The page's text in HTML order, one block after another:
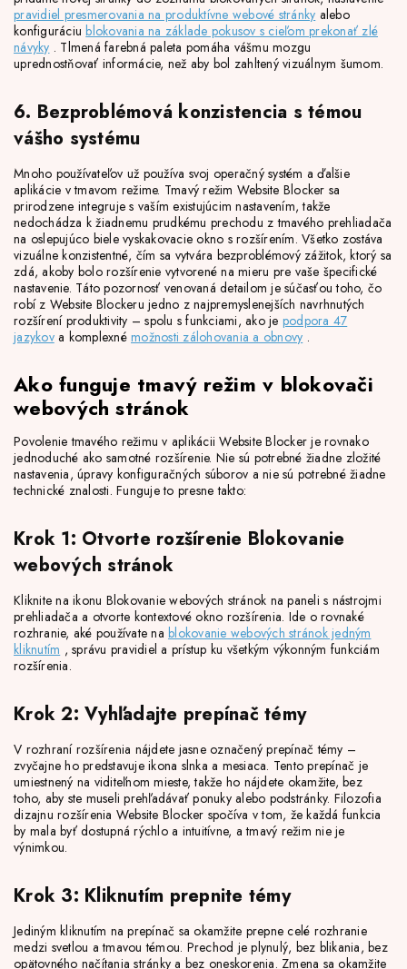
pravidiel presmerovania na produktívne webové stránky alebo
konfiguráciublokovania na základe pokusov s cieľom prekonať zlé
návyky . Tlmená farebná paleta pomáha vášmu mozgu
uprednostňovať informácie, než aby bol zahltený vizuálnym šumom.
6. Bezproblémová konzistencia s témou
vášho systému
Mnoho používateľov už používa svoj operačný systém a ďalšie
aplikácie v tmavom režime. Tmavý režim Website Blocker sa
prirodzene integruje s vaším existujúcim nastavením, takže
nedochádza k žiadnemu prudkému prechodu z tmavého prehliadača
na oslepujúco biele vyskakovacie okno s rozšírením. Všetko zostáva
vizuálne konzistentné, čím sa vytvára bezproblémový zážitok, ktorý sa
zdá, akoby bolo rozšírenie vytvorené na mieru pre vaše špecifické
nastavenie. Táto pozornosť venovaná detailom je súčasťou toho, čo
robí z Website Blockeru jedno z najpremyslenejších navrhnutých
rozšírení produktivity – spolu s funkciami, ako je podpora 47
jazykova komplexné možnosti zálohovania a obnovy .
Ako funguje tmavý režim v blokovači
webových stránok
Povolenie tmavého režimu v aplikácii Website Blocker je rovnako
jednoduché ako samotné rozšírenie. Nie sú potrebné žiadne zložité
nastavenia, úpravy konfiguračných súborov a nie sú potrebné žiadne
technické znalosti. Funguje to presne takto:
Krok 1: Otvorte rozšírenie Blokovanie
webových stránok
Kliknite na ikonu Blokovanie webových stránok na paneli s nástrojmi
prehliadača a otvorte kontextové okno rozšírenia. Ide o rovnaké
rozhranie, aké používate na blokovanie webových stránok jedným
kliknutím , správu pravidiel a prístup ku všetkým výkonným funkciám
rozšírenia.
Krok 2: Vyhľadajte prepínač témy
V rozhraní rozšírenia nájdete jasne označený prepínač témy –
zvyčajne ho predstavuje ikona slnka a mesiaca. Tento prepínač je
umiestnený na viditeľnom mieste, takže ho nájdete okamžite, bez
toho, aby ste museli prehľadávať ponuky alebo podstránky. Filozofia
dizajnu rozšírenia Website Blocker spočíva v tom, že každá funkcia
by mala byť dostupná rýchlo a intuitívne, a tmavý režim nie je
výnimkou.
Krok 3: Kliknutím prepnite témy
Jediným kliknutím na prepínač sa okamžite prepne celé rozhranie
medzi svetlou a tmavou témou. Prechod je plynulý, bez blikania, bez
opätovného načítania stránky a bez oneskorenia. Zmena sa okamžite